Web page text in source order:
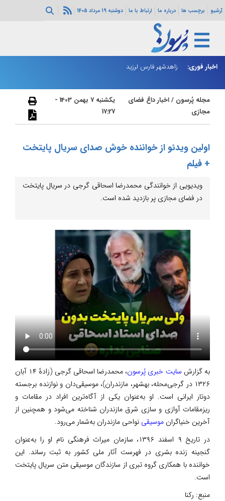
آرشیو برچسب ها درباره ما ارتباط با ما دوشنبه 19 مرداد 1405
اخبار فوری:
عالی امنیت زاهدشهر فارس لرزید
مجله پُرسون /اخبار داغ فضای
مجازی
یکشنبه 7 بهمن 1403 -
17:27
اولین ویدئو از خواننده خوش صدای سریال پایتخت
+ فیلم
ویدیویی از خوانندگی محمدرضا اسحاقی گرجی در سریال پایتخت
در فضای مجازی پر بازدید شده است.
به گزارش سایت خبری پُرسون
، محمدرضا اسحاقی گرجی (زادهٔ ۱۴ آبان
۱۳۲۶ در گرجی‌محله، بهشهر، مازندران)، موسیقی‌دان و نوازنده برجسته
دوتار ایرانی است. او به‌عنوان یکی از آگاه‌ترین افراد در مقامات و
ریزمقامات آوازی و سازی شرق مازندران شناخته می‌شود و همچنین از
آخرین خنیاگران موسیقی نواحی مازندران به‌شمار می‌رود.
در تاریخ ۹ اسفند ۱۳۹۶، سازمان میراث فرهنگی نام او را به‌عنوان
گنجینه زنده بشری در فهرست آثار ملی کشور به ثبت رساند. این
خواننده با همکاری گروه تبری از سازندگان موسیقی متن سریال پایتخت
است.
منبع: رکنا